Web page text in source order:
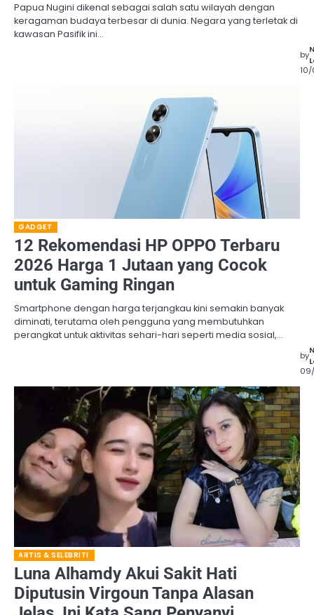
Papua Nugini dikenal sebagai salah satu wilayah dengan
keragaman budaya terbesar di dunia. Negara yang terletak di
kawasan Pasifik ini…
by
GADGET
12 Rekomendasi HP OPPO Terbaru
2026 Harga 1 Jutaan yang Cocok
untuk Gaming Ringan
Smartphone dengan harga terjangkau kini semakin banyak
diminati, terutama oleh pengguna yang membutuhkan
perangkat untuk aktivitas sehari-hari seperti media sosial,…
by
ARTIS & SELEBRITI
Luna Alhamdy Akui Sakit Hati
Diputusin Virgoun Tanpa Alasan